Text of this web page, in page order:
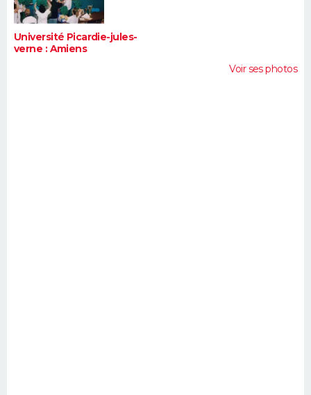
Université Picardie-jules-
verne : Amiens
Voir ses photos